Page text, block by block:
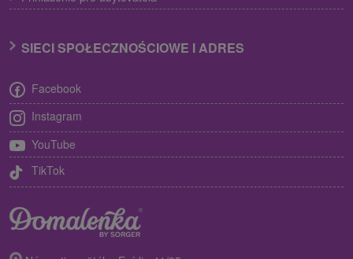
SIECI SPOŁECZNOŚCIOWE I ADRES
Facebook
Instagram
YouTube
TikTok